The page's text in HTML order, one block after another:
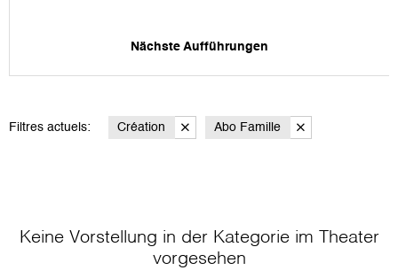
Nächste Aufführungen
Filtres actuels: Création Abo Famille
Keine Vorstellung in der Kategorie im Theater
vorgesehen